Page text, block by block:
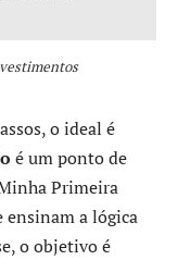
o ideal é
é um ponto de
Primeira
ensinam a lógica
o objetivo é